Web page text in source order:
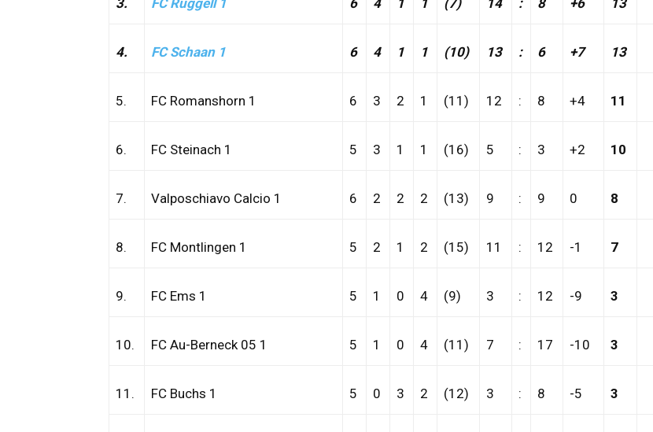
3. FC Ruggell 1 6 4 1 1 (7) 14 : 8 +6 13
4. FC Schaan 1 6 4 1 1 (10) 13 : 6 +7 13
5. FC Romanshorn 1 6 3 2 1 (11) 12 : 8 +4 11
6. FC Steinach 1 5 3 1 1 (16) 5 : 3 +2 10
7. Valposchiavo Calcio 1 6 2 2 2 (13) 9 : 9 0 8
8. FC Montlingen 1 5 2 1 2 (15) 11 : 12 -1 7
9. FC Ems 1 5 1 0 4 (9) 3 : 12 -9 3
10. FC Au-Berneck 05 1 5 1 0 4 (11) 7 : 17 -10 3
11. FC Buchs 1 5 0 3 2 (12) 3 : 8 -5 3